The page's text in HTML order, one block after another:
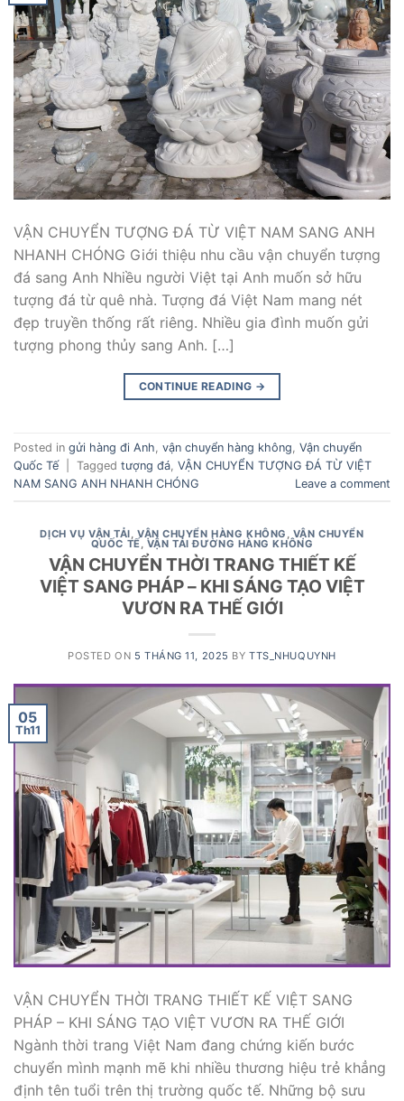
VẬN CHUYỂN TƯỢNG ĐÁ TỪ VIỆT NAM SANG ANH
NHANH CHÓNG Giới thiệu nhu cầu vận chuyển tượng
đá sang Anh Nhiều người Việt tại Anh muốn sở hữu
tượng đá từ quê nhà. Tượng đá Việt Nam mang nét
đẹp truyền thống rất riêng. Nhiều gia đình muốn gửi
tượng phong thủy sang Anh. […]
CONTINUE READING →
Posted in gửi hàng đi Anh, vận chuyển hàng không, Vận chuyển
Quốc Tế
Tagged tượng đá, VẬN CHUYỂN TƯỢNG ĐÁ TỪ VIỆT
NAM SANG ANH NHANH CHÓNG
Leave a comment
DỊCH VỤ VẬN TẢI,VẬN CHUYỂN HÀNG KHÔNG , VẬN CHUYỂN
QUỐC TẾ, VẬN TẢI ĐƯỜNG HÀNG KHÔNG
VẬN CHUYỂN THỜI TRANG THIẾT KẾ
VIỆT SANG PHÁP – KHI SÁNG TẠO VIỆT
VƯƠN RA THẾ GIỚI
POSTED ON 5 THÁNG 11, 2025 BYTTS_NHUQUYNH
05
Th11
VẬN CHUYỂN THỜI TRANG THIẾT KẾ VIỆT SANG
PHÁP – KHI SÁNG TẠO VIỆT VƯƠN RA THẾ GIỚI
Ngành thời trang Việt Nam đang chứng kiến bước
chuyển mình mạnh mẽ khi nhiều thương hiệu trẻ khẳng
định tên tuổi trên thị trường quốc tế. Những bộ sưu